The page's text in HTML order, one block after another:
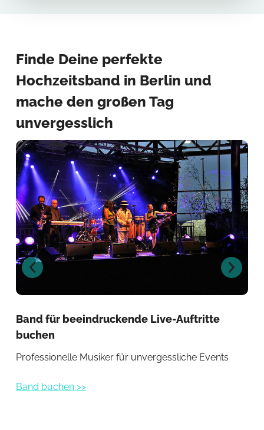
Finde Deine perfekte
Hochzeitsband in Berlin und
mache den großen Tag
unvergesslich
Band für beeindruckende Live-Auftritte
buchen
Professionelle Musiker für unvergessliche Events
Band buchen >>